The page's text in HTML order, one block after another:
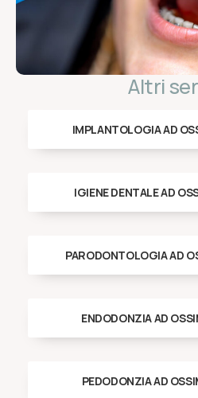
Altri
IMPLANTOLOGIA AD
IGIENE DENTALE AD
PARODONTOLOGIA AD
ENDODONZIA AD
PEDODONZIA AD